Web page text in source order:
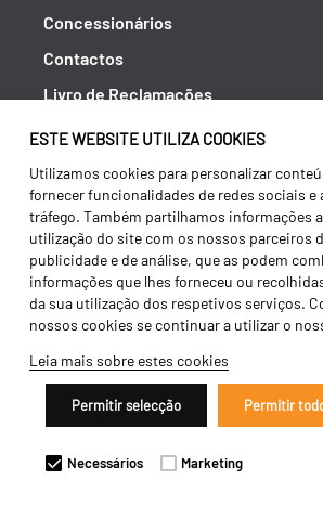
ESTE WEBSITE UTILIZA COOKIES
Utilizamos cookies para personalizar
fornecer funcionalidades de redes sociais e
tráfego. Também partilhamos informações
utilização do site com os nossos parceiros
publicidade e de análise, que as podem
informações que lhes forneceu ou
da sua utilização dos respetivos serviços.
nossos cookies se continuar a utilizar o
Leia mais sobre estes cookies
Permitir selecção Permitir
Necessários Marketing
Concessionários
Contactos
Livro de Reclamações
Política de Privacidade
Canal de Denúncias (RGPC)
Termos e condições